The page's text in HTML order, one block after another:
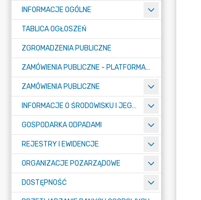
INFORMACJE OGÓLNE
TABLICA OGŁOSZEŃ
ZGROMADZENIA PUBLICZNE
ZAMÓWIENIA PUBLICZNE - PLATFORMA ZAKUPOWA (OD 01.05.2025R.)
ZAMÓWIENIA PUBLICZNE
INFORMACJE O ŚRODOWISKU I JEGO OCHRONIE
GOSPODARKA ODPADAMI
REJESTRY I EWIDENCJE
ORGANIZACJE POZARZĄDOWE
DOSTĘPNOŚĆ